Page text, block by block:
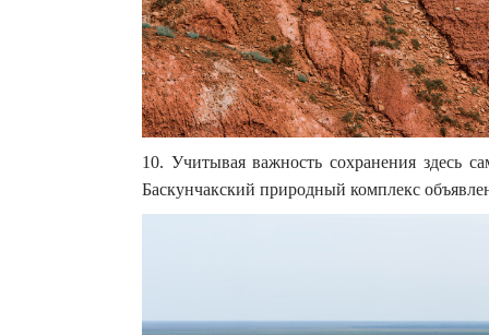
10. Учитывая важность сохранения здесь
Баскунчакский природный комплекс